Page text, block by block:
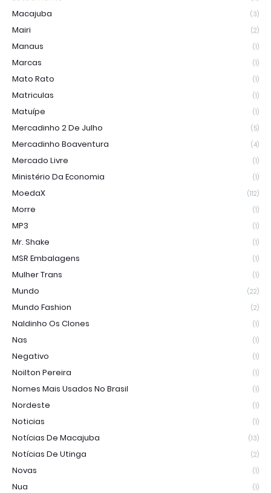
Macajuba (3)
Mairi (2)
Manaus (1)
Marcas (1)
Mato Rato (1)
Matriculas (1)
Matuípe (1)
Mercadinho 2 De Julho (5)
Mercadinho Boaventura (4)
Mercado Livre (1)
Ministério Da Economia (1)
MoedaX (112)
Morre (1)
MP3 (1)
Mr. Shake (1)
MSR Embalagens (1)
Mulher Trans (1)
Mundo (22)
Mundo Fashion (2)
Naldinho Os Clones (1)
Nas (1)
Negativo (1)
Noilton Pereira (1)
Nomes Mais Usados No Brasil (1)
Nordeste (1)
Noticias (1)
Notícias De Macajuba (13)
Notícias De Utinga (2)
Novas (1)
Nua (1)